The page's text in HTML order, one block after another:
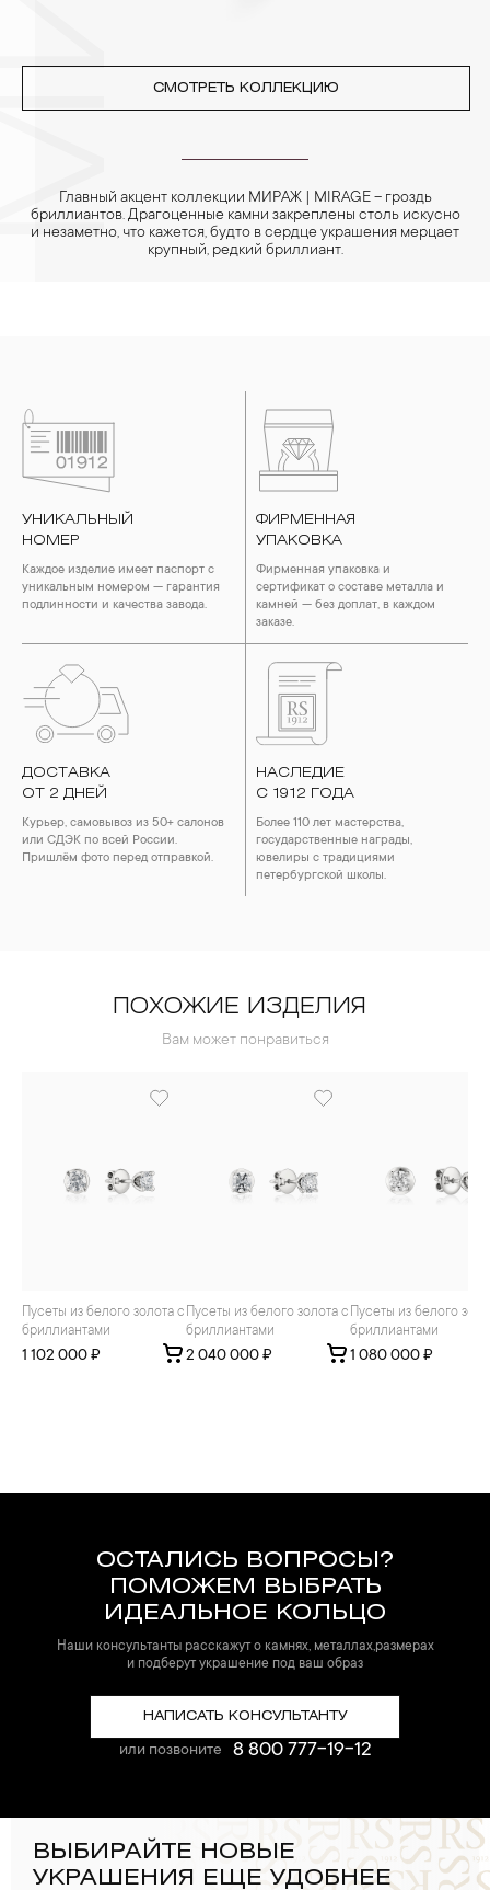
СМОТРЕТЬ КОЛЛЕКЦИЮ
Главный акцент коллекции МИРАЖ | MIRAGE – гроздь
бриллиантов. Драгоценные камни закреплены столь искусно
и незаметно, что кажется, будто в сердце украшения мерцает
крупный, редкий бриллиант.
УНИКАЛЬНЫЙ
НОМЕР
Каждое изделие имеет паспорт с
уникальным номером — гарантия
подлинности и качества завода.
ФИРМЕННАЯ
УПАКОВКА
Фирменная упаковка и
сертификат о составе металла и
камней — без доплат, в каждом
заказе.
ДОСТАВКА
ОТ 2 ДНЕЙ
Курьер, самовывоз из 50+ салонов
или СДЭК по всей России.
Пришлём фото перед отправкой.
НАСЛЕДИЕ
С 1912 ГОДА
Более 110 лет мастерства,
государственные награды,
ювелиры с традициями
петербургской школы.
ПОХОЖИЕ ИЗДЕЛИЯ
Вам может понравиться
Пусеты из белого золота с
бриллиантами
1 102 000 ₽
Пусеты из белого золота с
бриллиантами
2 040 000 ₽
Пусеты из белого золота с
бриллиантами
1 080 000 ₽
ОСТАЛИСЬ ВОПРОСЫ?
ПОМОЖЕМ ВЫБРАТЬ
ИДЕАЛЬНОЕ КОЛЬЦО
Наши консультанты расскажут о камнях, металлах,размерах
и подберут украшение под ваш образ
НАПИСАТЬ КОНСУЛЬТАНТУ
или позвоните 8 800 777-19-12
ВЫБИРАЙТЕ НОВЫЕ
УКРАШЕНИЯ ЕЩЕ УДОБНЕЕ